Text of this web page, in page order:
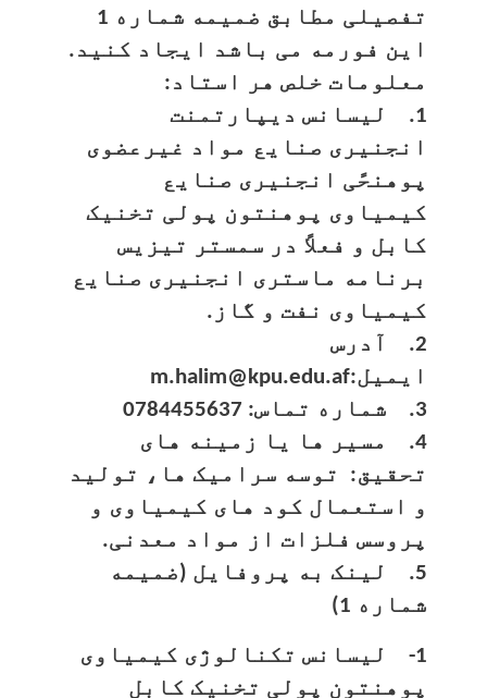
تفصیلی مطابق ضمیمه شماره 1
این فورمه می باشد ایجاد کنید.
معلومات خلص هر استاد:
1. لیسانس دیپارتمنت
انجنیری صنایع مواد غیرعضوی
پوهنحًی انجنیری صنایع
کیمیاوی پوهنتون پولی تخنیک
کابل و فعلاً در سمستر تیزیس
برنامه ماستری انجنیری صنایع
کیمیاوی نفت و گاز.
2. آدرس
ایمیل:m.halim@kpu.edu.af
3. شماره تماس: 0784455637
4. مسیر ها یا زمینه های
تحقیق: توسه سرامیک ها، تولید
و استعمال کود های کیمیاوی و
پروسس فلزات از مواد معدنی.
5. لینک به پروفایل (ضمیمه
شماره 1)
1- لیسانس تکنالوژی کیمیاوی
پوهنتون پولی تخنیک کابل